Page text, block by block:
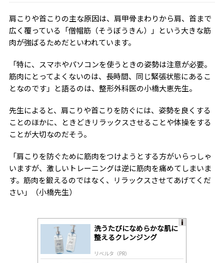
肩こりや首こりの主な原因は、肩甲骨まわりから肩、首まで
広く覆っている「僧帽筋（そうぼうきん）」という大きな筋
肉が強ばるためだといわれています。
「特に、スマホやパソコンを使うときの姿勢は注意が必要。
筋肉にとってよくないのは、長時間、同じ緊張状態にあるこ
となのです」と語るのは、整形外科医の小橋大恵先生。
先生によると、肩こりや首こりを防ぐには、姿勢を良くする
ことのほかに、ときどきリラックスさせることや体操をする
ことが大切なのだそう。
「肩こりを防ぐために筋肉をつけようとする方がいらっしゃ
いますが、激しいトレーニングは逆に筋肉を痛めてしまいま
す。筋肉を鍛えるのではなく、リラックスさせてあげてくだ
さい」（小橋先生）
洗うたびになめらかな肌に
整えるクレンジング
リベルタ（PR）